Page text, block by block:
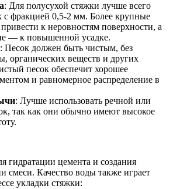
: Для полусухой стяжки лучше всего
с фракцией 0,5-2 мм. Более крупные
к неровностям поверхности, а
— к повышенной усадке.
: Песок должен быть чистым, без
органических веществ и других
песок обеспечит хорошее
и равномерное распределение в
: Лучше использовать речной или
так как они обычно имеют высокое
гидратации цемента и создания
смеси. Качество воды также играет
укладки стяжки: